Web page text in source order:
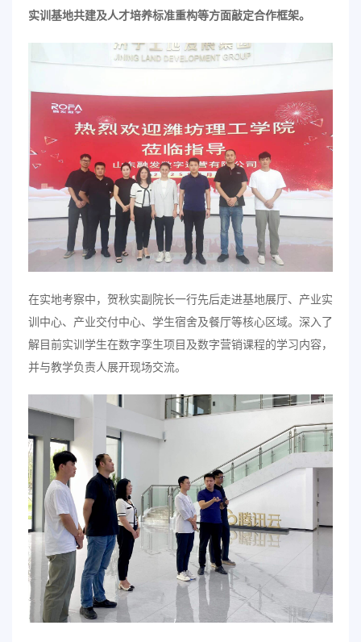
实训基地共建及人才培养标准重构等方面敲定合作框架。
在实地考察中，贺秋实副院长一行先后走进基地展厅、产业实
训中心、产业交付中心、学生宿舍及餐厅等核心区域。深入了
解目前实训学生在数字孪生项目及数字营销课程的学习内容，
并与教学负责人展开现场交流。